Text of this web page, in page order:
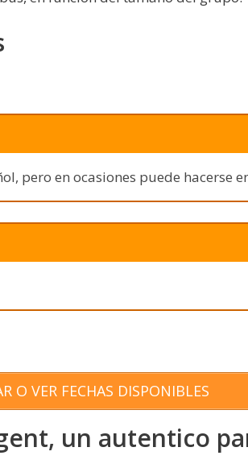
pero en ocasiones puede hacerse
O VER FECHAS DISPONIBLES
un autentico